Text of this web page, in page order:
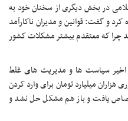
در بخش دیگری از سخنان خود به
و گفت: قوانین و مدیران ناکارآمد
چرا که معتقدم بیشتر مشکلات کشور
اخیر سیاست ها و مدیریت های غلط
میلیارد تومان برای وارد کردن
یافت و باز هم مشکل حل نشد و